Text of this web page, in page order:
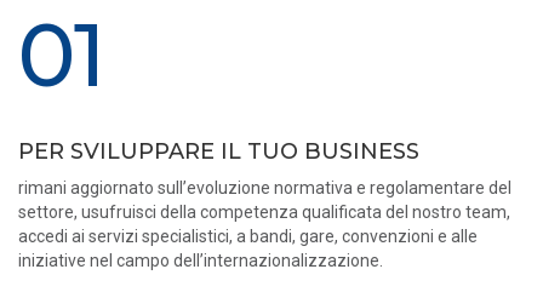
01
PER SVILUPPARE IL TUO BUSINESS
rimani aggiornato sull’evoluzione normativa e regolamentare del
settore, usufruisci della competenza qualificata del nostro team,
accedi ai servizi specialistici, a bandi, gare, convenzioni e alle
iniziative nel campo dell’internazionalizzazione.